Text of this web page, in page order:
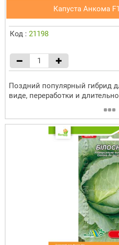
Капуста Анкома
Код : 21198
Поздний популярный гибрид
виде, переработки и